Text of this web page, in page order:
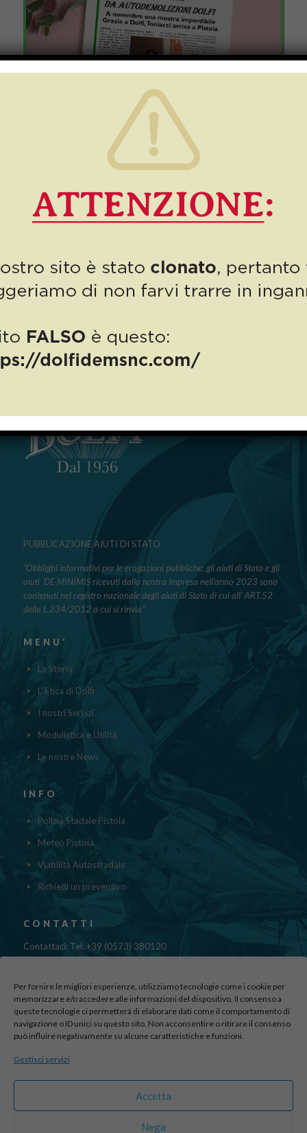
Per fornire le migliori esperienze, utilizziamo tecnologie come i cookie per
memorizzare e/o accedere alle informazioni del dispositivo. Il consenso a
queste tecnologie ci permetterà di elaborare dati come il comportamento di
navigazione o ID unici su questo sito. Non acconsentire o ritirare il consenso
può influire negativamente su alcune caratteristiche e funzioni.
Gestisci servizi
Accetta
Nega
Novembre una mostra
imperdibile!
Assunta Toniacci ha trovato periodo, sede e orari! Una […]
0 Read more
PUBBLICAZIONE AIUTI DI STATO
“Obblighi informativi per le erogazioni pubbliche: gli aiuti di Stato e gli
aiuti DE MINIMIS ricevuti dalla nostra impresa nell’anno 2023 sono
contenuti nel registro nazionale degli aiuti di Stato di cui all’ ART.52
della L.234/2012 a cui si rinvia“
MENU’
La Storia
L' Etica di Dolfi
I nostri Servizi
Modulistica e Utilità
Le nostre News
INFO
Polizia Stadale Pistoia
Meteo Pistoia
Viabilità Autostradale
Richiedi un preventivo
CONTATTI
Contattaci: Tel: +39 (0573) 380120
Fax: 39 (0573) 985420
Via di Canapale, 10
51100 PISTOIA
Find us here:
sito realizzato da